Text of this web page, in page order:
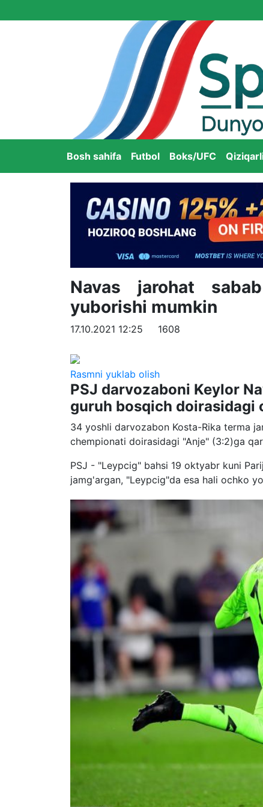
Bosh sahifa Futbol Boks/UFC
Navas jarohat
yuborishi mumkin
17.10.2021 12:25 1608
Rasmni yuklab olish
PSJ darvozaboni Keylor
guruh bosqich
34 yoshli darvozabon Kosta-Rika terma
chempionati doirasidagi "Anje" (3:2)ga
PSJ - "Leypcig" bahsi 19 oktyabr kuni
jamg'argan, "Leypcig"da esa hali ochko